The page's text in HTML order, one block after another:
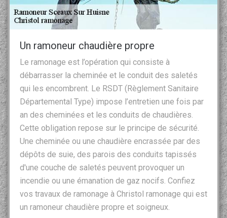
Un ramoneur chaudière propre
Le ramonage est l’opération qui consiste à
débarrasser la cheminée et le conduit des saletés
qui les encombrent. Le RSDT (Règlement Sanitaire
Départemental Type) impose l’entretien une fois par
an des cheminées et les conduits de chaudières.
Cette obligation repose sur le principe de sécurité.
Une cheminée ou une chaudière encrassée par des
dépôts de suie, des parois des conduits tapissés
d'une couche de saletés peuvent provoquer un
incendie ou une émanation de gaz nocifs. Confiez
vos travaux de ramonage à Christol ramonage qui est
un ramoneur chaudière propre et soigneux.